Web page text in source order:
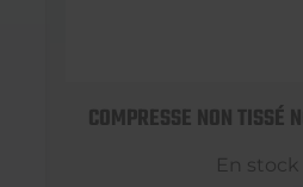
COMPRESSE NON TISSÉ
En stock